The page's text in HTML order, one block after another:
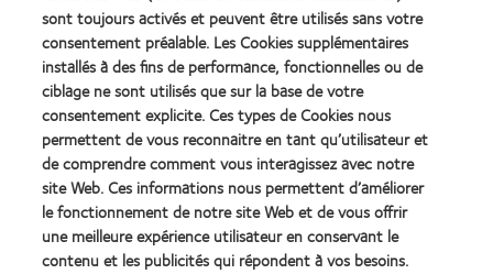
Nos produits
Trouver un spécialiste
Lentilles de contact et vision
Nouveau porteur
sont toujours activés et peuvent être utilisés sans votre
consentement préalable. Les Cookies supplémentaires
installés à des fins de performance, fonctionnelles ou de
ciblage ne sont utilisés que sur la base de votre
consentement explicite. Ces types de Cookies nous
permettent de vous reconnaitre en tant qu’utilisateur et
de comprendre comment vous interagissez avec notre
site Web. Ces informations nous permettent d’améliorer
le fonctionnement de notre site Web et de vous offrir
une meilleure expérience utilisateur en conservant le
contenu et les publicités qui répondent à vos besoins.